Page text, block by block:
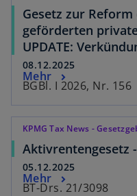
Gesetz zur
geförderten
UPDATE:
08.12.2025
BGBl. I 2026, Nr. 156
Mehr
KPMG Tax News -
Aktivrentengesetz
05.12.2025
BT-Drs. 21/3098
Mehr